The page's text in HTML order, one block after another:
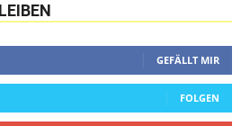
GEFÄLLT MIR
FOLGEN